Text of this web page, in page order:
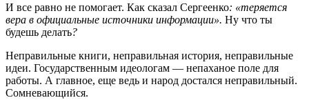
И все равно не помогает. Как сказал Сергеенко: «теряется
вера в официальные источники информации». Ну что ты
будешь делать?
Неправильные книги, неправильная история, неправильные
идеи. Государственным идеологам — непаханое поле для
работы. А главное, еще ведь и народ достался неправильный.
Сомневающийся.